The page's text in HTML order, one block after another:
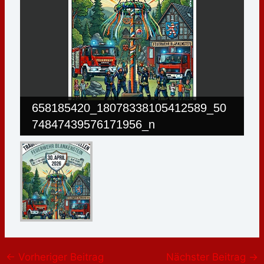
658185420_18078338105412589_50
74847439576171956_n
← Vorheriger Beitrag Nächster Beitrag →